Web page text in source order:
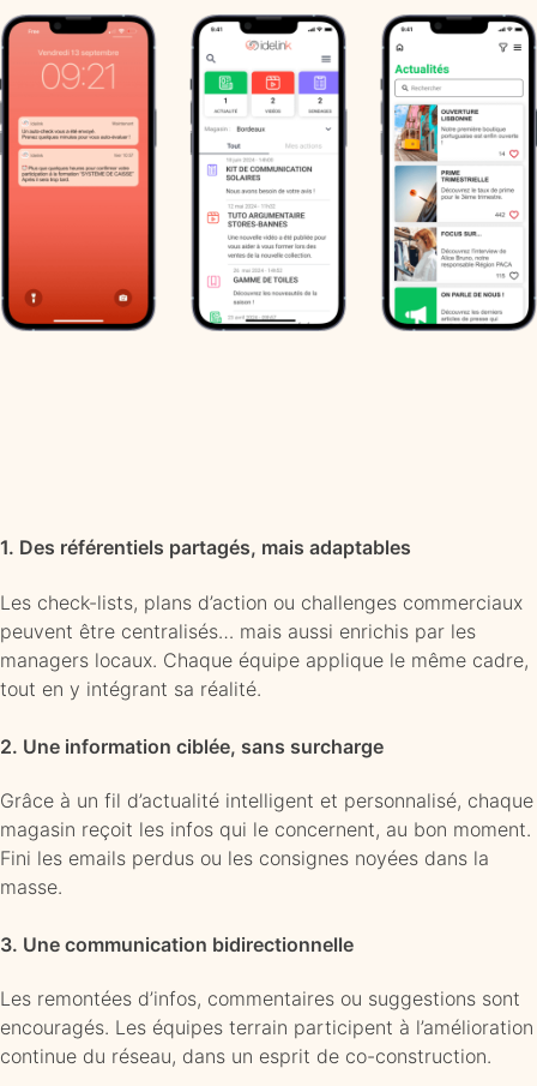
1. Des référentiels partagés, mais adaptables
Les check-lists, plans d’action ou challenges commerciaux
peuvent être centralisés… mais aussi enrichis par les
managers locaux. Chaque équipe applique le même cadre,
tout en y intégrant sa réalité.
2. Une information ciblée, sans surcharge
Grâce à un fil d’actualité intelligent et personnalisé, chaque
magasin reçoit les infos qui le concernent, au bon moment.
Fini les emails perdus ou les consignes noyées dans la
masse.
3. Une communication bidirectionnelle
Les remontées d’infos, commentaires ou suggestions sont
encouragés. Les équipes terrain participent à l’amélioration
continue du réseau, dans un esprit de co-construction.